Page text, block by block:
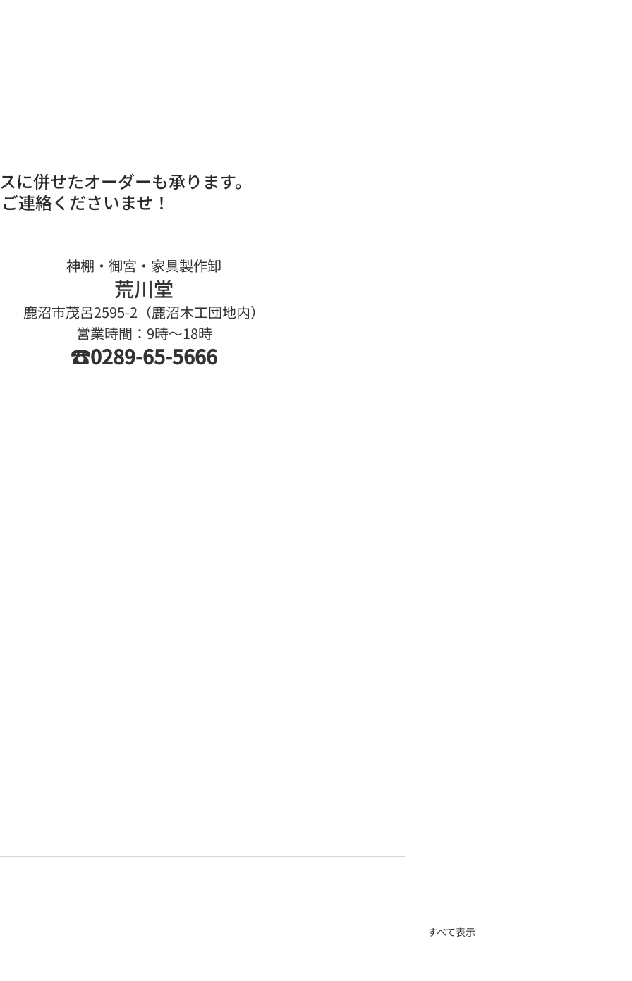
に併せたオーダーも承ります。
連絡くださいませ！
神棚・御宮・家具製作卸
荒川堂
鹿沼市茂呂2595-2（鹿沼木工団地内）
営業時間：9時〜18時
☎0289-65-5666
すべて表示